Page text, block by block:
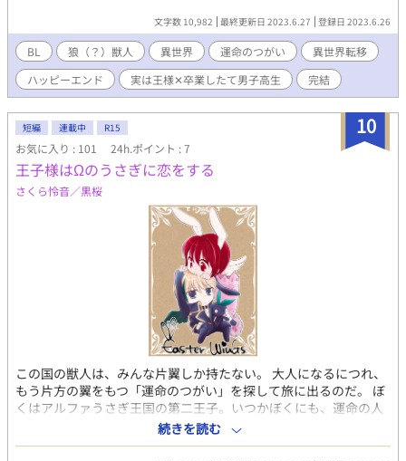
文字数 10,982 最終更新日 2023.6.27 登録日 2023.6.26
BL 狼（？）獣人 異世界 運命のつがい
異世界転移
ハッピーエンド
実は王様✕卒業したて男子高生 完結
10
短編 連載中 R15
お気に入り : 101 24h.ポイント : 7
王子様はΩのうさぎに恋をする
さくら怜音／黒桜
この国の獣人は、みんな片翼しか持たない。 大人になるにつれ、
もう片方の翼をもつ「運命のつがい」を探して旅に出るのだ。 ぼ
くはアルファうさぎ王国の第二王子。いつかぼくにも、運命の人
が現れるに違いない。そう、きっと、すごくきれいで可愛い、ぼ
くだけの――。 某創キャラで完全にパロディ遊びをしています
続きを読む